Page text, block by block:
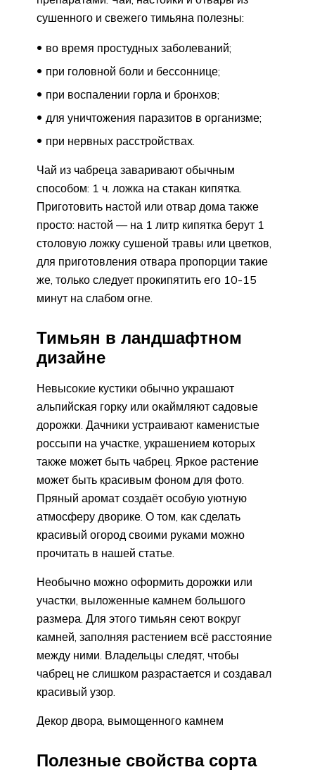
сушенного и свежего тимьяна полезны:
во время простудных заболеваний;
при головной боли и бессоннице;
при воспалении горла и бронхов;
для уничтожения паразитов в организме;
при нервных расстройствах.
Чай из чабреца заваривают обычным
способом: 1 ч. ложка на стакан кипятка.
Приготовить настой или отвар дома также
просто: настой — на 1 литр кипятка берут 1
столовую ложку сушеной травы или цветков,
для приготовления отвара пропорции такие
же, только следует прокипятить его 10-15
минут на слабом огне.
Тимьян в ландшафтном
дизайне
Невысокие кустики обычно украшают
альпийская горку или окаймляют садовые
дорожки. Дачники устраивают каменистые
россыпи на участке, украшением которых
также может быть чабрец. Яркое растение
может быть красивым фоном для фото.
Пряный аромат создаёт особую уютную
атмосферу дворике. О том, как сделать
красивый огород своими руками можно
прочитать в нашей статье.
Необычно можно оформить дорожки или
участки, выложенные камнем большого
размера. Для этого тимьян сеют вокруг
камней, заполняя растением всё расстояние
между ними. Владельцы следят, чтобы
чабрец не слишком разрастается и создавал
красивый узор.
Декор двора, вымощенного камнем
Полезные свойства сорта